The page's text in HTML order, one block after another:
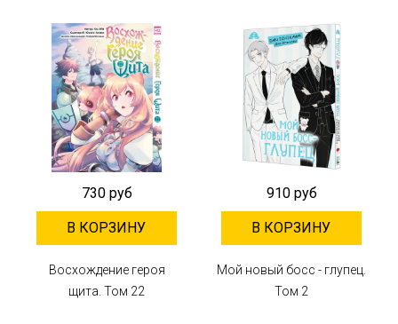
730 руб
В КОРЗИНУ
Восхождение героя
щита. Том 22
910 руб
В КОРЗИНУ
Мой новый босс - глупец.
Том 2